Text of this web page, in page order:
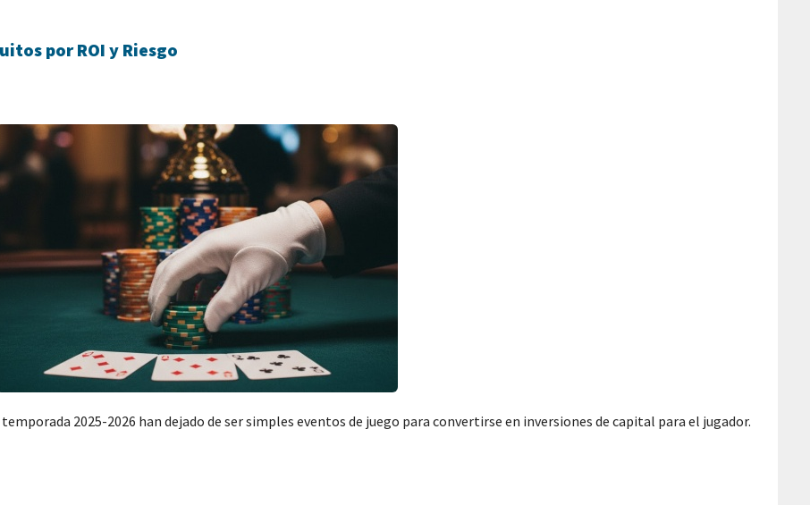
por ROI y Riesgo
2025-2026 han dejado de ser simples eventos de juego para convertirse en inversiones de capital para el jugador.